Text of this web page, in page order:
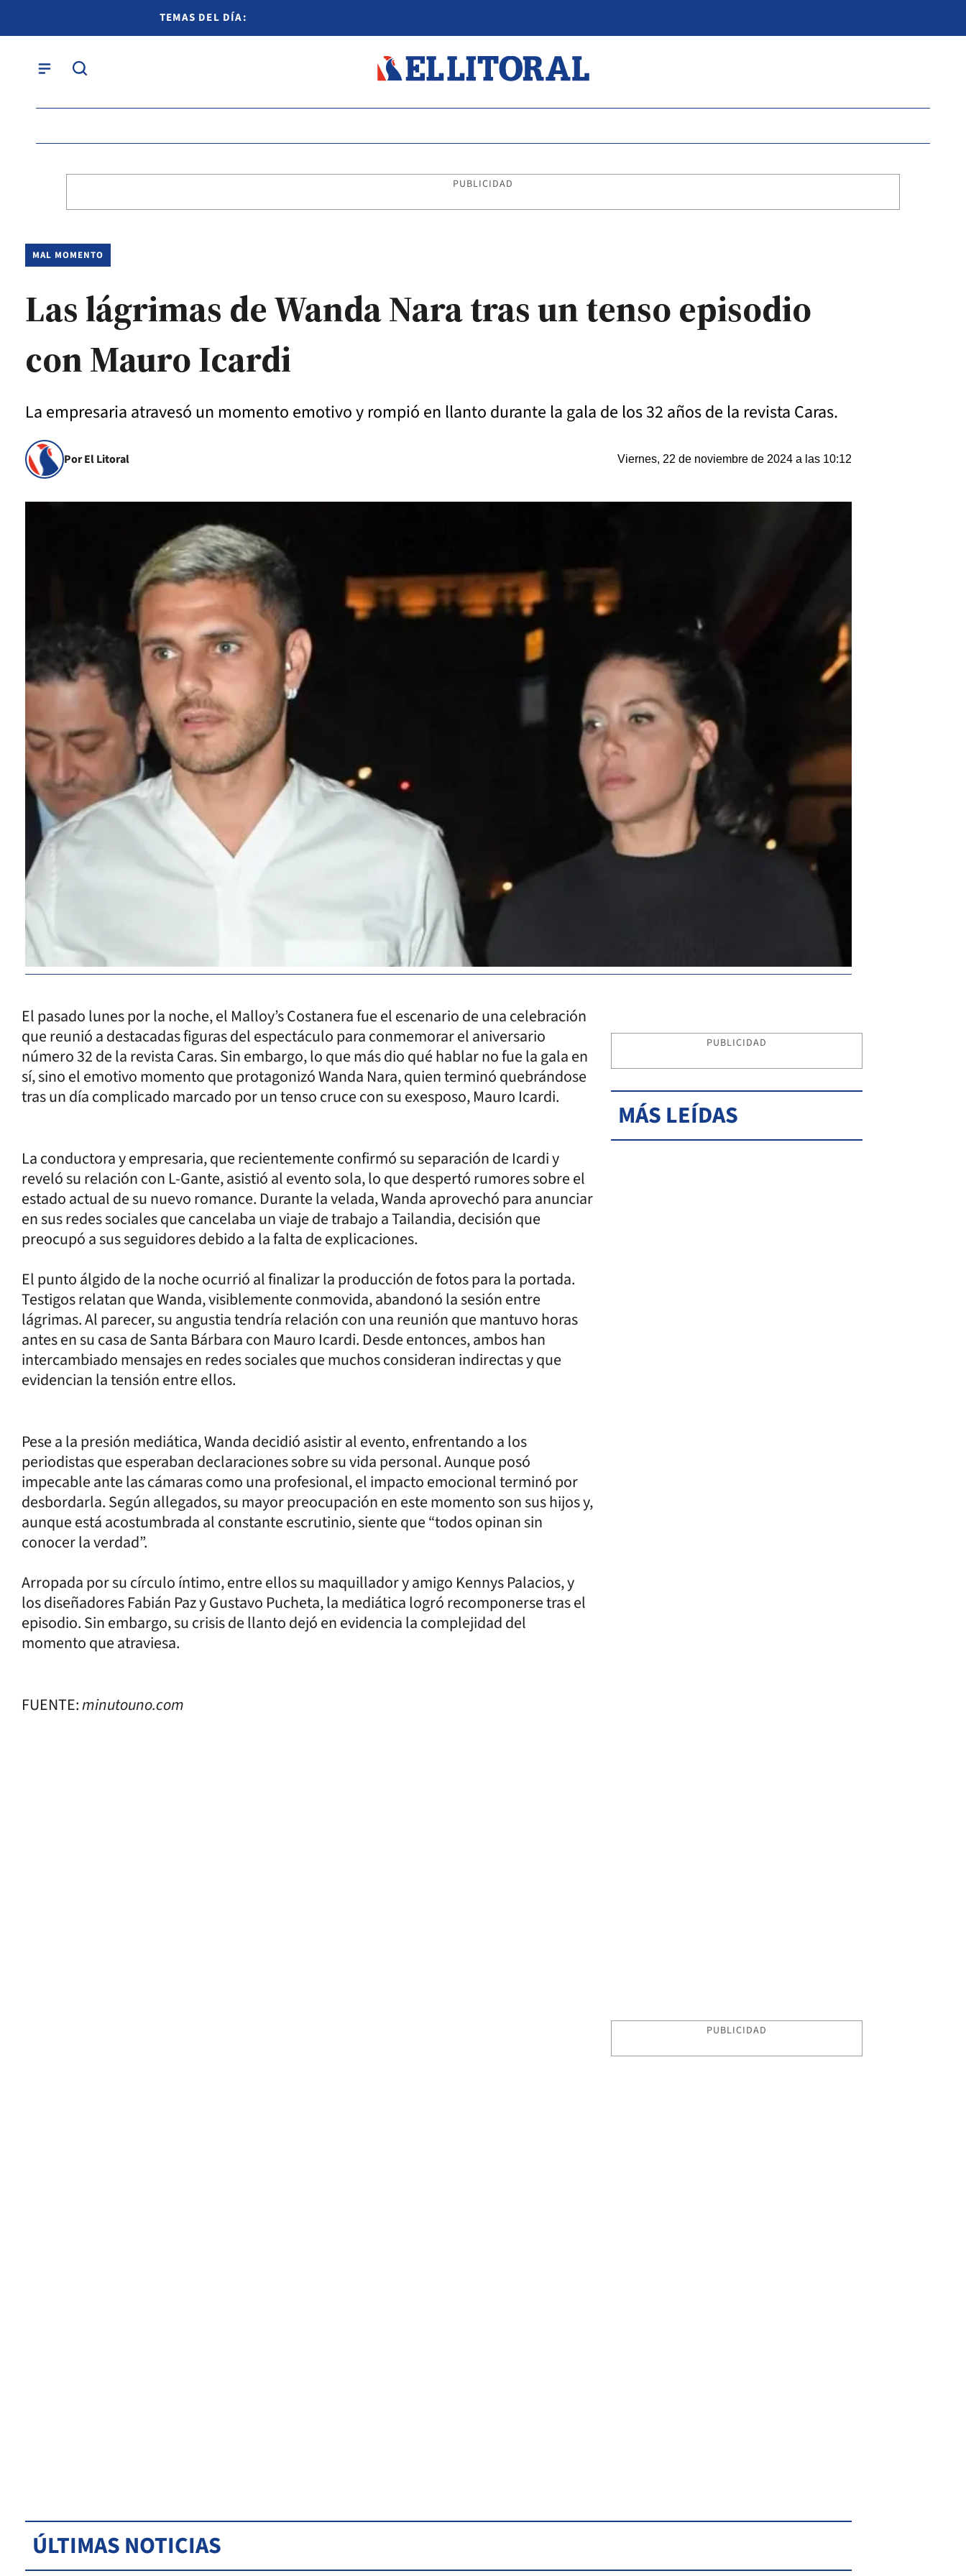
TEMAS DEL DÍA:
PUBLICIDAD
MAL MOMENTO
Las lágrimas de Wanda Nara tras un tenso episodio
con Mauro Icardi
La empresaria atravesó un momento emotivo y rompió en llanto durante la gala de los 32 años de la revista Caras.
Por El Litoral Viernes, 22 de noviembre de 2024 a las 10:12
El pasado lunes por la noche, el Malloy’s Costanera fue el escenario de una celebración
que reunió a destacadas figuras del espectáculo para conmemorar el aniversario
número 32 de la revista Caras. Sin embargo, lo que más dio qué hablar no fue la gala en
sí, sino el emotivo momento que protagonizó Wanda Nara, quien terminó quebrándose
tras un día complicado marcado por un tenso cruce con su exesposo, Mauro Icardi.
La conductora y empresaria, que recientemente confirmó su separación de Icardi y
reveló su relación con L-Gante, asistió al evento sola, lo que despertó rumores sobre el
estado actual de su nuevo romance. Durante la velada, Wanda aprovechó para anunciar
en sus redes sociales que cancelaba un viaje de trabajo a Tailandia, decisión que
preocupó a sus seguidores debido a la falta de explicaciones.
El punto álgido de la noche ocurrió al finalizar la producción de fotos para la portada.
Testigos relatan que Wanda, visiblemente conmovida, abandonó la sesión entre
lágrimas. Al parecer, su angustia tendría relación con una reunión que mantuvo horas
antes en su casa de Santa Bárbara con Mauro Icardi. Desde entonces, ambos han
intercambiado mensajes en redes sociales que muchos consideran indirectas y que
evidencian la tensión entre ellos.
Pese a la presión mediática, Wanda decidió asistir al evento, enfrentando a los
periodistas que esperaban declaraciones sobre su vida personal. Aunque posó
impecable ante las cámaras como una profesional, el impacto emocional terminó por
desbordarla. Según allegados, su mayor preocupación en este momento son sus hijos y,
aunque está acostumbrada al constante escrutinio, siente que “todos opinan sin
conocer la verdad”.
Arropada por su círculo íntimo, entre ellos su maquillador y amigo Kennys Palacios, y
los diseñadores Fabián Paz y Gustavo Pucheta, la mediática logró recomponerse tras el
episodio. Sin embargo, su crisis de llanto dejó en evidencia la complejidad del
momento que atraviesa.
FUENTE:minutouno.com
PUBLICIDAD
MÁS LEÍDAS
PUBLICIDAD
ÚLTIMAS NOTICIAS